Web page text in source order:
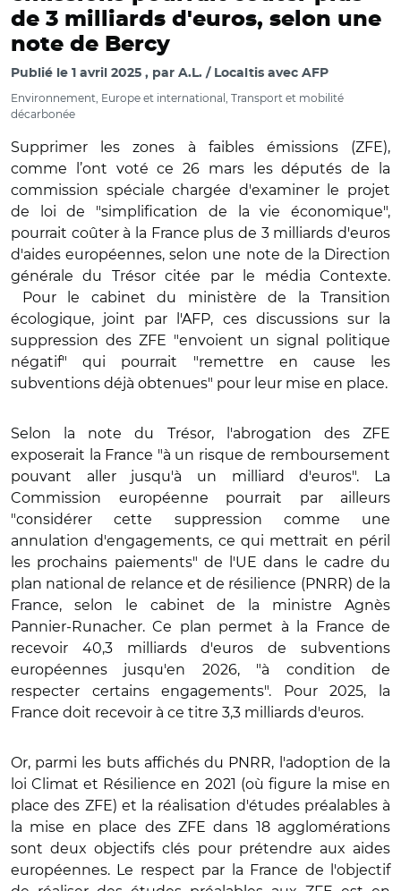
de 3 milliards d'euros, selon une
note de Bercy
Publié le 1 avril 2025 par A.L. / Localtis avec AFP
Environnement, Europe et international, Transport et mobilité
décarbonée
Supprimer les zones à faibles émissions (ZFE),
comme l’ont voté ce 26 mars les députés de la
commission spéciale chargée d'examiner le projet
de loi de "simplification de la vie économique",
pourrait coûter à la France plus de 3 milliards d'euros
d'aides européennes, selon une note de la Direction
générale du Trésor citée par le média Contexte.
Pour le cabinet du ministère de la Transition
écologique, joint par l'AFP, ces discussions sur la
suppression des ZFE "envoient un signal politique
négatif" qui pourrait "remettre en cause les
subventions déjà obtenues" pour leur mise en place.
Selon la note du Trésor, l'abrogation des ZFE
exposerait la France "à un risque de remboursement
pouvant aller jusqu'à un milliard d'euros". La
Commission européenne pourrait par ailleurs
"considérer cette suppression comme une
annulation d'engagements, ce qui mettrait en péril
les prochains paiements" de l'UE dans le cadre du
plan national de relance et de résilience (PNRR) de la
France, selon le cabinet de la ministre Agnès
Pannier-Runacher. Ce plan permet à la France de
recevoir 40,3 milliards d'euros de subventions
européennes jusqu'en 2026, "à condition de
respecter certains engagements". Pour 2025, la
France doit recevoir à ce titre 3,3 milliards d'euros.
Or, parmi les buts affichés du PNRR, l'adoption de la
loi Climat et Résilience en 2021 (où figure la mise en
place des ZFE) et la réalisation d'études préalables à
la mise en place des ZFE dans 18 agglomérations
sont deux objectifs clés pour prétendre aux aides
européennes. Le respect par la France de l'objectif